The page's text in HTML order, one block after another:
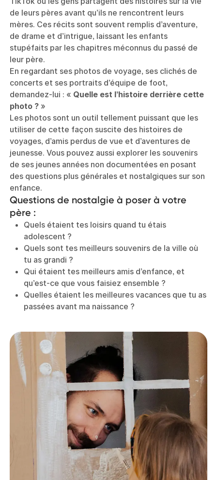
de leurs pères avant qu’ils ne rencontrent leurs
mères. Ces récits sont souvent remplis d’aventure,
de drame et d’intrigue, laissant les enfants
stupéfaits par les chapitres méconnus du passé de
leur père.
En regardant ses photos de voyage, ses clichés de
concerts et ses portraits d’équipe de foot,
demandez-lui : « Quelle est l’histoire derrière cette
photo ? »
Les photos sont un outil tellement puissant que les
utiliser de cette façon suscite des histoires de
voyages, d’amis perdus de vue et d’aventures de
jeunesse. Vous pouvez aussi explorer les souvenirs
de ses jeunes années non documentées en posant
des questions plus générales et nostalgiques sur son
enfance.
Questions de nostalgie à poser à votre
père :
Quels étaient tes loisirs quand tu étais
adolescent ?
Quels sont tes meilleurs souvenirs de la ville où
tu as grandi ?
Qui étaient tes meilleurs amis d’enfance, et
qu’est-ce que vous faisiez ensemble ?
Quelles étaient les meilleures vacances que tu as
passées avant ma naissance ?